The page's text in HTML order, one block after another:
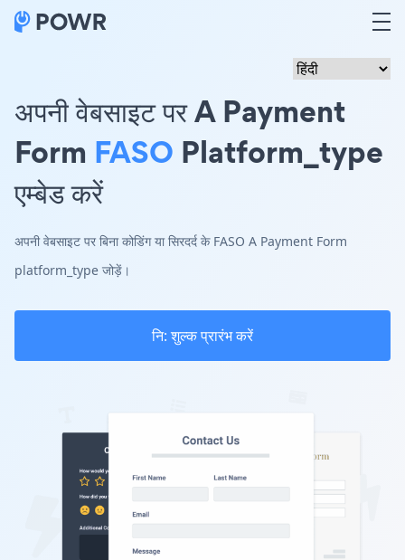
अपनी वेबसाइट पर A Payment
Form FASO Platform_type
एम्बेड करें
अपनी वेबसाइट पर बिना कोडिंग या सिरदर्द के FASO A Payment Form
platform_type जोड़ें।
नि: शुल्क प्रारंभ करें